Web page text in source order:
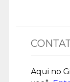
Aqui no